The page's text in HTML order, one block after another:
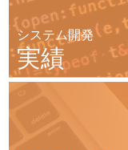
システム開発
実績